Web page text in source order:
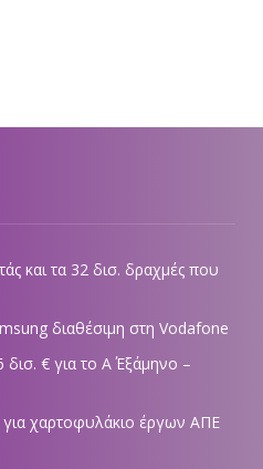
και τα 32 δισ. δραχμές που
διαθέσιμη στη Vodafone
€ για το Α΄ Εξάμηνο –
χαρτοφυλάκιο έργων ΑΠΕ